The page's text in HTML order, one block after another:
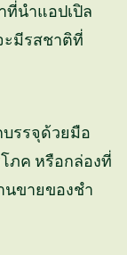
ที่นำแอปเปิล
มีรสชาติที่
รรจุด้วยมือ
ภค หรือกล่องที่
นขายของชำ